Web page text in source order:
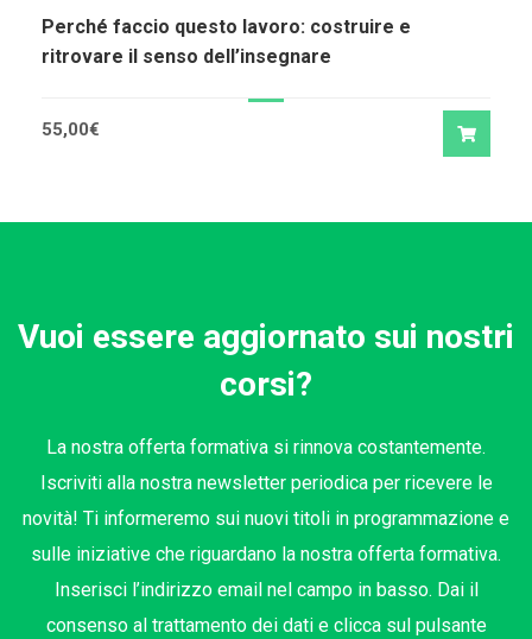
Perché faccio questo lavoro: costruire e
ritrovare il senso dell’insegnare
55,00€
Vuoi essere aggiornato sui nostri
corsi?
La nostra offerta formativa si rinnova costantemente.
Iscriviti alla nostra newsletter periodica per ricevere le
novità! Ti informeremo sui nuovi titoli in programmazione e
sulle iniziative che riguardano la nostra offerta formativa.
Inserisci l’indirizzo email nel campo in basso. Dai il
consenso al trattamento dei dati e clicca sul pulsante